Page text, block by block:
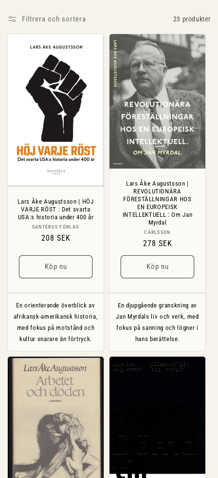
e
Filtrera och sortera 23 produkter
Lars Åke Augustsson | HÖJ
VARJE RÖST : Det svarta
USA:s historia under 400 år
Säljare:
SANTÉRUS FÖRLAG
Ordinarie
208 SEK
Köp nu
En orienterande överblick av
afrikansk-amerikansk historia,
med fokus på motstånd och
kultur snarare än förtryck.
Lars Åke Augustsson |
REVOLUTIONÄRA
FÖRESTÄLLNINGAR HOS
EN EUROPEISK
INTELLEKTUELL : Om Jan
Myrdal
Säljare:
CARLSSON
Ordinarie
pris
278 SEK
Köp nu
En djupgående granskning av
Jan Myrdals liv och verk, med
fokus på sanning och lögner i
hans berättelse.